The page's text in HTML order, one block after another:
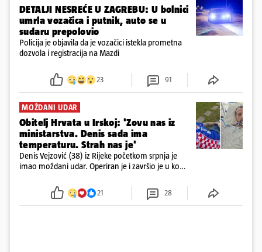
DETALJI NESREĆE U ZAGREBU: U bolnici
umrla vozačica i putnik, auto se u
sudaru prepolovio
Policija je objavila da je vozačici istekla prometna
dozvola i registracija na Mazdi
23 91
MOŽDANI UDAR
Obitelj Hrvata u Irskoj: 'Zovu nas iz
ministarstva. Denis sada ima
temperaturu. Strah nas je'
Denis Vejzović (38) iz Rijeke početkom srpnja je
imao moždani udar. Operiran je i završio je u komi.
tamošnji liječnici ne vjeruju u oporavak: 'Imamo
21 28